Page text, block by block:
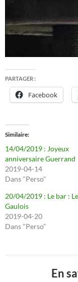
PARTAGER :
Facebook
Similaire
14/04/2019 : Joyeux
anniversaire Guerrand
2019-04-14
Dans "Perso"
20/04/2019 : Le bar : Le
Gaulois
2019-04-20
Dans "Perso"
En